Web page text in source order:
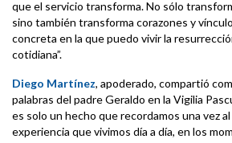
que el servicio transforma. No sólo
sino también transforma corazones y
concreta en la que puedo vivir la
cotidiana”.
Diego Martínez, apoderado, compartió
palabras del padre Geraldo en la Vigilia
es solo un hecho que recordamos una vez al
experiencia que vivimos día a día, en los